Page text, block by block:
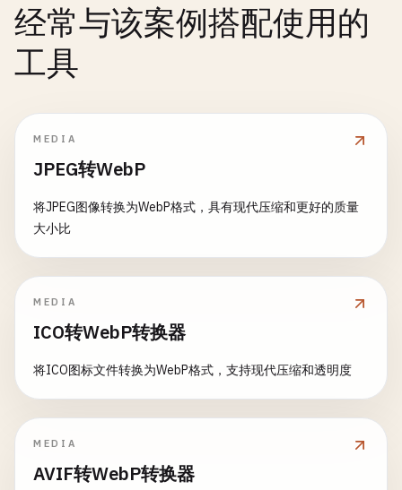
经常与该案例搭配使用的
工具
MEDIA
JPEG转WebP
将JPEG图像转换为WebP格式，具有现代压缩和更好的质量
大小比
MEDIA
ICO转WebP转换器
将ICO图标文件转换为WebP格式，支持现代压缩和透明度
MEDIA
AVIF转WebP转换器